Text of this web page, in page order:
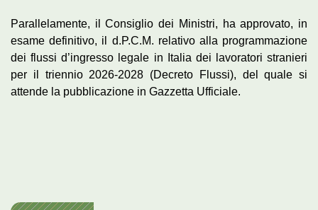
Parallelamente, il Consiglio dei Ministri, ha approvato, in
esame definitivo, il d.P.C.M. relativo alla programmazione
dei flussi d’ingresso legale in Italia dei lavoratori stranieri
per il triennio 2026-2028 (Decreto Flussi), del quale si
attende la pubblicazione in Gazzetta Ufficiale.